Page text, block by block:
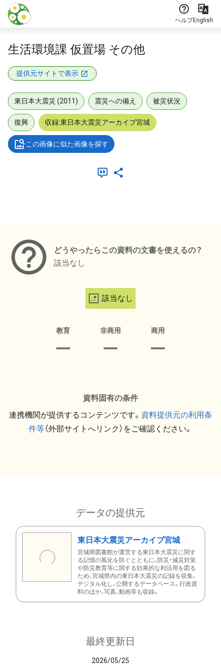
本文に飛ぶ
ヘルプEnglish
生活環境課 仮置場 その他
提供元サイトで表示
東日本大震災 (2011) 震災への備え 被災状況
復興 収録:東日本大震災アーカイブ宮城
この画像に似た画像を探す
どうやったらこの資料の文書を使えるの？
該当なし
該当なし
教育 非商用 商用
資料固有の条件
連携機関が提供するコンテンツです。 資料提供元の利用条
件等（外部サイトへリンク）をご確認ください。
データの提供元
東日本大震災アーカイブ宮城
宮城県図書館が運営する東日本大震災に関す
る記憶の風化を防ぐとともに、防災・減災対策
や防災教育等に関する効果的な利活用を図る
ため、宮城県内の東日本大震災の記録を収集、
デジタル化し、公開するデータベース。行政資
料のほか、写真、動画等も収録。
最終更新日
2026/05/25